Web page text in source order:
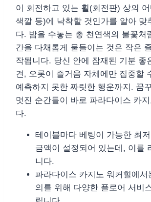
이 회전하고 있는 휠(회전판) 상의
색깔 등)에 낙착할 것인가를 알아 맞
다. 밤을 수놓는 총 천연색의 불꽃처
간을 다채롭게 물들이는 것은 작은
작됩니다. 당신 안에 잠재된 기분 좋
견, 오롯이 즐거움 자체에만 집중할
예측하지 못한 짜릿한 행운까지. 꿈
멋진 순간들이 바로 파라다이스 카
다.
테이블마다 베팅이 가능한 최
금액이 설정되어 있는데, 이를
니다.
파라다이스 카지노 워커힐에서
의를 위해 다양한 플로어 서비